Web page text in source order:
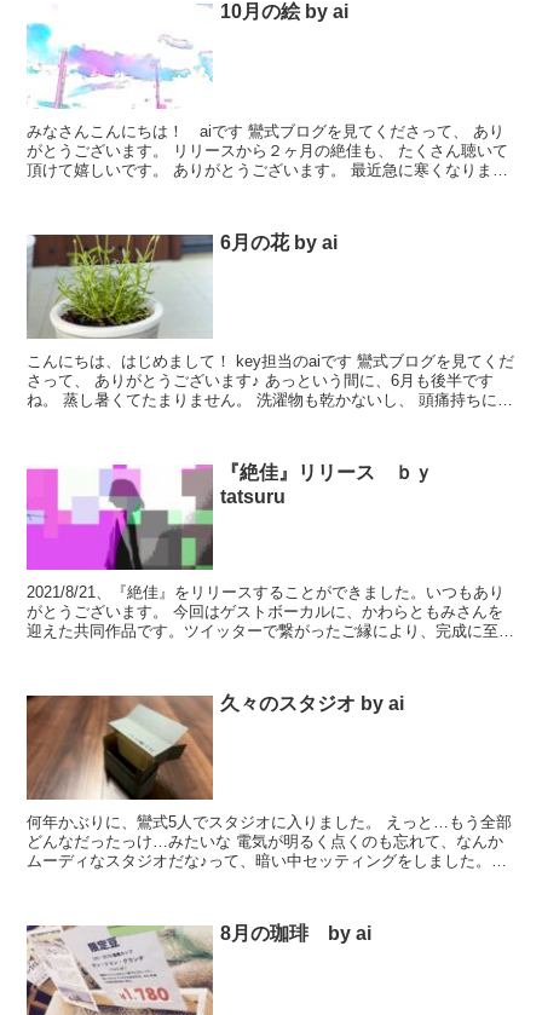
10月の絵 by ai
みなさんこんにちは！ aiです 鸞式ブログを見てくださって、 あり
がとうございます。 リリースから２ヶ月の絶佳も、 たくさん聴いて
頂けて嬉しいです。 ありがとうございます。 最近急に寒くなりまし
6月の花 by ai
こんにちは、はじめまして！ key担当のaiです 鸞式ブログを見てくだ
さって、 ありがとうございます♪ あっという間に、6月も後半です
ね。 蒸し暑くてたまりません。 洗濯物も乾かないし、 頭痛持ちには
『絶佳』リリース ｂｙ
tatsuru
2021/8/21、『絶佳』をリリースすることができました。いつもあり
がとうございます。 今回はゲストボーカルに、かわらともみさんを
迎えた共同作品です。ツイッターで繋がったご縁により、完成に至り
久々のスタジオ by ai
何年かぶりに、鸞式5人でスタジオに入りました。 えっと…もう全部
どんなだったっけ…みたいな 電気が明るく点くのも忘れて、なんか
ムーディなスタジオだな♪って、暗い中セッティングをしました。ai
8月の珈琲 by ai